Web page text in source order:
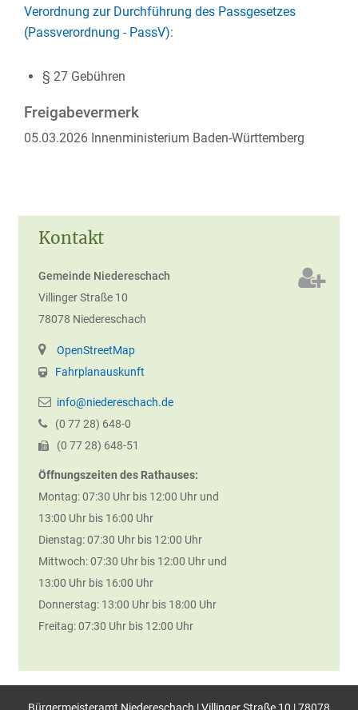
Kontakt
Gemeinde Niedereschach
Villinger Straße 10
78078 Niedereschach
OpenStreetMap
Fahrplanauskunft
info@niedereschach.de
(0 7728) 648-0
(0 7728) 648-51
Öffnungszeiten des Rathauses:
Montag: 07:30 Uhr bis 12:00 Uhr und
13:00 Uhr bis 16:00 Uhr
Dienstag: 07:30 Uhr bis 12:00 Uhr
Mittwoch: 07:30 Uhr bis 12:00 Uhr und
13:00 Uhr bis 16:00 Uhr
Donnerstag: 13:00 Uhr bis 18:00 Uhr
Freitag: 07:30 Uhr bis 12:00 Uhr
Verordnung zur Durchführung des Passgesetzes
(Passverordnung - PassV):
§ 27Gebühren
Freigabevermerk
05.03.2026 Innenministerium Baden-Württemberg